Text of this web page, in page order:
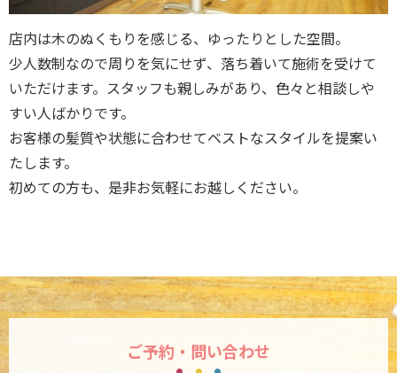
店内は木のぬくもりを感じる、ゆったりとした空間。
少人数制なので周りを気にせず、落ち着いて施術を受けて
いただけます。スタッフも親しみがあり、色々と相談しや
すい人ばかりです。
お客様の髪質や状態に合わせてベストなスタイルを提案い
たします。
初めての方も、是非お気軽にお越しください。
ご予約・問い合わせ